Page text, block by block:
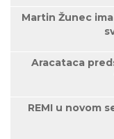
Martin Žunec
Aracataca
REMI u novom